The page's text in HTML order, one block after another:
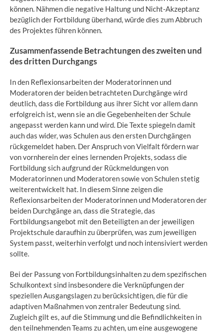
können. Nähmen die negative Haltung und Nicht-Akzeptanz
bezüglich der Fortbildung überhand, würde dies zum Abbruch
des Projektes führen können.
Zusammenfassende Betrachtungen des zweiten und
des dritten Durchgangs
In den Reflexionsarbeiten der Moderatorinnen und
Moderatoren der beiden betrachteten Durchgänge wird
deutlich, dass die Fortbildung aus ihrer Sicht vor allem dann
erfolgreich ist, wenn sie an die Gegebenheiten der Schule
angepasst werden kann und wird. Die Texte spiegeln damit
auch das wider, was Schulen aus den ersten Durchgängen
rückgemeldet haben. Der Anspruch von Vielfalt fördern war
von vornherein der eines lernenden Projekts, sodass die
Fortbildung sich aufgrund der Rückmeldungen von
Moderatorinnen und Moderatoren sowie von Schulen stetig
weiterentwickelt hat. In diesem Sinne zeigen die
Reflexionsarbeiten der Moderatorinnen und Moderatoren der
beiden Durchgänge an, dass die Strategie, das
Fortbildungsangebot mit den Beteiligten an der jeweiligen
Projektschule daraufhin zu überprüfen, was zum jeweiligen
System passt, weiterhin verfolgt und noch intensiviert werden
sollte.
Bei der Passung von Fortbildungsinhalten zu dem spezifischen
Schulkontext sind insbesondere die Verknüpfungen der
speziellen Ausgangslagen zu berücksichtigen, die für die
adaptiven Maßnahmen von zentraler Bedeutung sind.
Zugleich gilt es, auf die Stimmung und die Befindlichkeiten in
den teilnehmenden Teams zu achten, um eine ausgewogene